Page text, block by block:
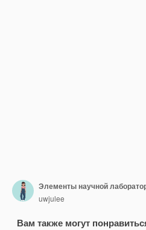
uwjulee
Вам также могут